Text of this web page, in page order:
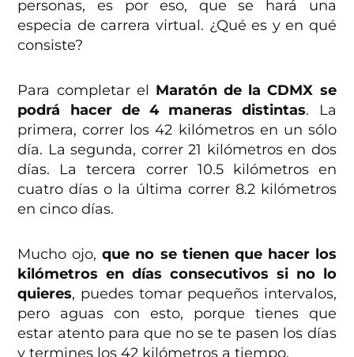
personas, es por eso, que se hará una
especia de carrera virtual. ¿Qué es y en qué
consiste?
Para completar el Maratón de la CDMX se
podrá hacer de 4 maneras distintas. La
primera, correr los 42 kilómetros en un sólo
día. La segunda, correr 21 kilómetros en dos
días. La tercera correr 10.5 kilómetros en
cuatro días o la última correr 8.2 kilómetros
en cinco días.
Mucho ojo,que no se tienen que hacer los
kilómetros en días consecutivos si no lo
quieres, puedes tomar pequeños intervalos,
pero aguas con esto, porque tienes que
estar atento para que no se te pasen los días
y termines los 42 kilómetros a tiempo.